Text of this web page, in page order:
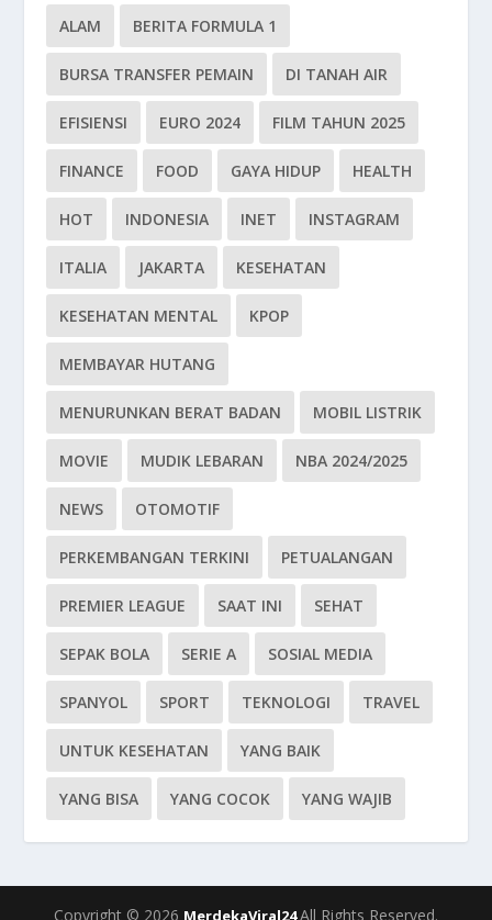
ALAM BERITA FORMULA 1
BURSA TRANSFER PEMAIN DI TANAH AIR
EFISIENSI EURO 2024 FILM TAHUN 2025
FINANCE FOOD GAYA HIDUP HEALTH
HOT INDONESIA INET INSTAGRAM
ITALIA JAKARTA KESEHATAN
KESEHATAN MENTAL KPOP
MEMBAYAR HUTANG
MENURUNKAN BERAT BADAN MOBIL LISTRIK
MOVIE MUDIK LEBARAN NBA 2024/2025
NEWS OTOMOTIF
PERKEMBANGAN TERKINI PETUALANGAN
PREMIER LEAGUE SAAT INI SEHAT
SEPAK BOLA SERIE A SOSIAL MEDIA
SPANYOL SPORT TEKNOLOGI TRAVEL
UNTUK KESEHATAN YANG BAIK
YANG BISA YANG COCOK YANG WAJIB
Copyright © 2026 MerdekaViral24All Rights Reserved.